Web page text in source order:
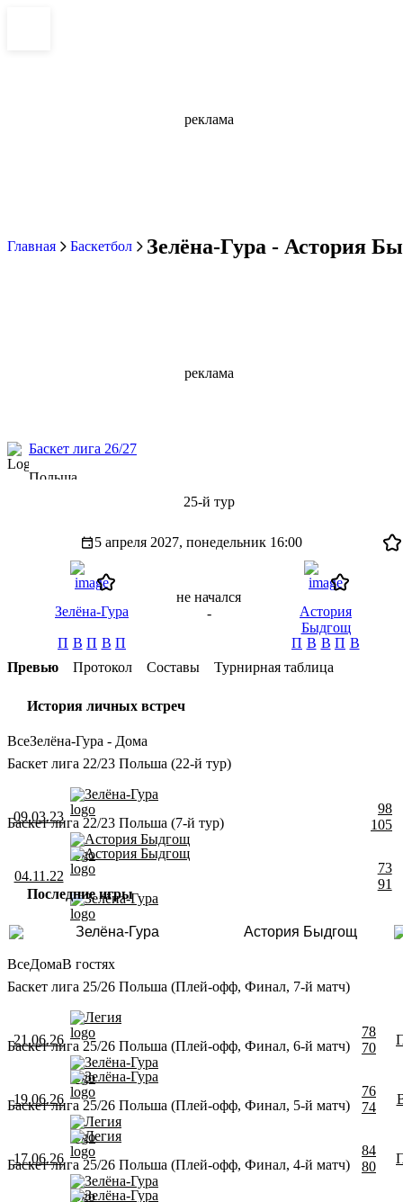
реклама
Главная Баскетбол Зелёна-Гура - Астория
реклама
Баскет лига 26/27
Польша
25-й тур
5 апреля 2027, понедельник 16:00
Зелёна-Гура
П В П В П
не начался
-
Астория
Быдгощ
П В В П В
Превью
Протокол Составы Турнирная таблица
История личных встреч
ВсеЗелёна-Гура - Дома
Баскет лига 22/23 Польша (22-й тур)
09.03.23
Зелёна-Гура
Астория Быдгощ
98
105
Баскет лига 22/23 Польша (7-й тур)
04.11.22
Астория Быдгощ
Зелёна-Гура
73
91
Последние игры
Зелёна-Гура Астория Быдгощ
ВсеДомаВ гостях
Баскет лига 25/26 Польша (Плей-офф, Финал, 7-й матч)
21.06.26
Легия
Зелёна-Гура
78
70
Баскет лига 25/26 Польша (Плей-офф, Финал, 6-й матч)
19.06.26
Зелёна-Гура
Легия
76
74
Баскет лига 25/26 Польша (Плей-офф, Финал, 5-й матч)
17.06.26
Легия
Зелёна-Гура
84
80
Баскет лига 25/26 Польша (Плей-офф, Финал, 4-й матч)
Зелёна-Гура